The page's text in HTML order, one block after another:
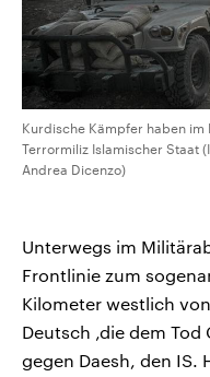
Kurdische Kämpfer haben
Terrormiliz Islamischer Staat
Andrea Dicenzo)
Unterwegs im
Frontlinie zum
Kilometer westlich
Deutsch ‚die dem
gegen Daesh, den IS.